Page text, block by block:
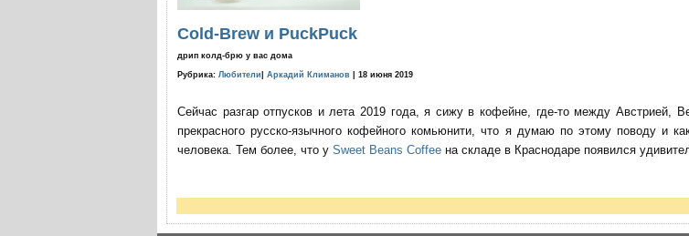
Cold-Brew и PuckPuck
дрип колд-брю у вас дома
Рубрика: Любители Аркадий Климанов | 18 июня 2019
Сейчас разгар отпусков и лета 2019 года, я сижу в кофейне, где-то между
прекрасного русско-язычного кофейного комьюнити, что я думаю по этому поводу и
человека. Тем более, что у Sweet Beans Coffee на складе в Краснодаре появился